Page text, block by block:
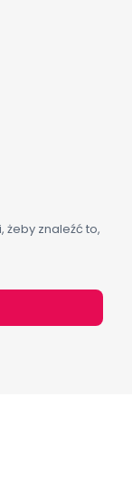
żeby znaleźć to,